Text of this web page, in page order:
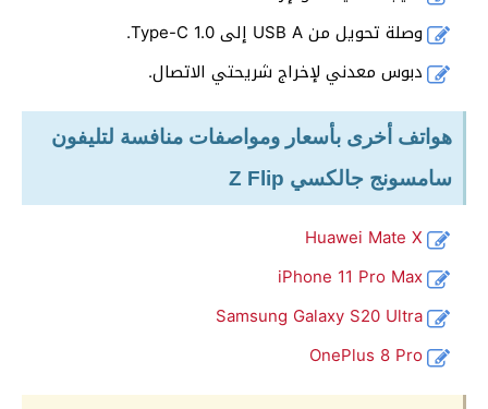
وصلة تحويل من USB A إلى Type-C 1.0.
دبوس معدني لإخراج شريحتي الاتصال.
هواتف أخرى بأسعار ومواصفات منافسة لتليفون
سامسونج جالكسي Z Flip
Huawei Mate X
iPhone 11 Pro Max
Samsung Galaxy S20 Ultra
OnePlus 8 Pro